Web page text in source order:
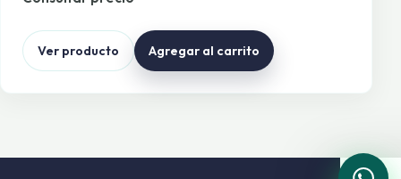
Ver producto Agregar al carrito